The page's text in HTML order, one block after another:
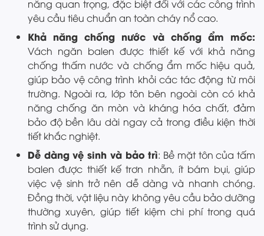
năng quan trọng, đặc biệt đối với các công trình
yêu cầu tiêu chuẩn an toàn cháy nổ cao.
Khả năng chống nước và chống ẩm mốc:
Vách ngăn balen được thiết kế với khả năng
chống thấm nước và chống ẩm mốc hiệu quả,
giúp bảo vệ công trình khỏi các tác động từ môi
trường. Ngoài ra, lớp tôn bên ngoài còn có khả
năng chống ăn mòn và kháng hóa chất, đảm
bảo độ bền lâu dài ngay cả trong điều kiện thời
tiết khắc nghiệt.
Dễ dàng vệ sinh và bảo trì: Bề mặt tôn của tấm
balen được thiết kế trơn nhẵn, ít bám bụi, giúp
việc vệ sinh trở nên dễ dàng và nhanh chóng.
Đồng thời, vật liệu này không yêu cầu bảo dưỡng
thường xuyên, giúp tiết kiệm chi phí trong quá
trình sử dụng.